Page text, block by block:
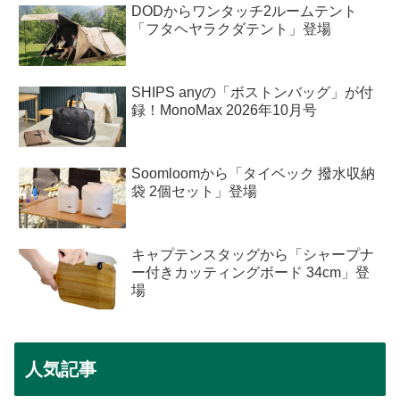
DODからワンタッチ2ルームテント
「フタヘヤラクダテント」登場
SHIPS anyの「ボストンバッグ」が付
録！MonoMax 2026年10月号
Soomloomから「タイベック 撥水収納
袋 2個セット」登場
キャプテンスタッグから「シャープナ
ー付きカッティングボード 34cm」登
場
人気記事